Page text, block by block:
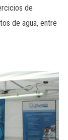
de
de agua, entre